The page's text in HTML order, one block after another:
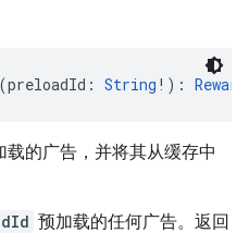
(preloadId: String !):
载的广告，并将其从缓存中
预加载的任何广告。返回